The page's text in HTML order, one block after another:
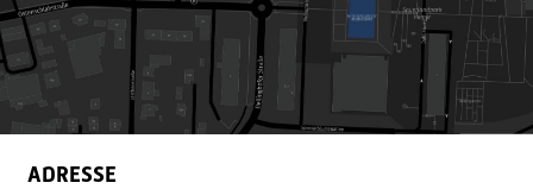
ADRESSE